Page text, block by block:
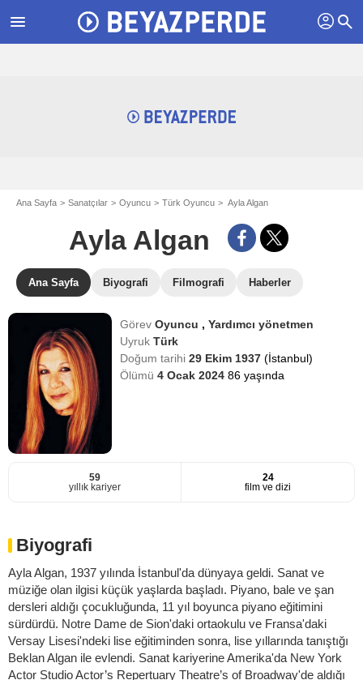
menu profil search
Ana Sayfa Sanatçılar Oyuncu Türk Oyuncu Ayla Algan
Ayla Algan
Ana Sayfa Biyografi Filmografi Haberler
GörevOyuncu ,Yardımcı yönetmen
UyrukTürk
Doğum tarihi29 Ekim 1937(İstanbul)
Ölümü4 Ocak 202486 yaşında
59
yıllık kariyer
24
film ve dizi
Biyografi
Ayla Algan, 1937 yılında İstanbul'da dünyaya geldi. Sanat ve
müziğe olan ilgisi küçük yaşlarda başladı. Piyano, bale ve şan
dersleri aldığı çocukluğunda, 11 yıl boyunca piyano eğitimini
sürdürdü. Notre Dame de Sion'daki ortaokulu ve Fransa'daki
Versay Lisesi'ndeki lise eğitiminden sonra, lise yıllarında tanıştığı
Beklan Algan ile evlendi. Sanat kariyerine Amerika'da New York
Actor Studio Actor’s Repertuary Theatre’s of Broadway'de aldığı